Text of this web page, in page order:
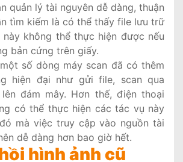
quản lý tài nguyên dễ dàng, thuận
tìm kiếm là có thể thấy file lưu trữ
này không thể thực hiện được nếu
bản cứng trên giấy.
số dòng máy scan đã có thêm
hiện đại như gửi file, scan qua
đám mây. Hơn thế, điện thoại
có thể thực hiện các tác vụ này
mà việc truy cập vào nguồn tài
dễ dàng hơn bao giờ hết.
hình ảnh cũ